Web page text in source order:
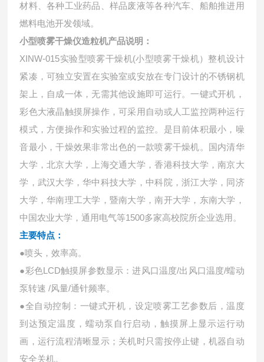
材料、各种工业药品、样品废液等各种汽车、船舶推进用
燃料电池开发领域。
小型喷雾干燥仪造粒机产品说明：
XINW-015实验型喷雾干燥机(小型喷雾干燥机）整机设计
紧凑，可独立安置在实验室或安放在专门设计的不锈钢机
架上，自成一体，无需其他设施即可运行。一键式开机，
彩色大液晶触摸屏操作，可采用自动或人工监控两种运行
模式，方便操作和实验过程的监控。是目前体积最小，噪
音最小，干燥效果非常出色的一款喷雾干燥机。国内清华
大学，北京大学，上海交通大学，香港科技大学，南京大
学，武汉大学，华中科技大学，中科院，浙江大学，同济
大学，华南理工大学，暨南大学，南开大学，东南大学，
中国农业大学，通用电气等1500多家高校院所企业选用。
主要特点：
●喷头，效率高。
●彩色LCD触摸屏参数显示：进风口温度/出风口温度/蠕动
泵转速 /风量/通针频率。
●全自动控制：一键式开机，设定喷雾工艺参数后，温度
到达预定温度，蠕动泵自行启动，触摸屏上显示运行动
画，运行流程清晰显示；关机时只需按停止键，机器自动
安全关机。